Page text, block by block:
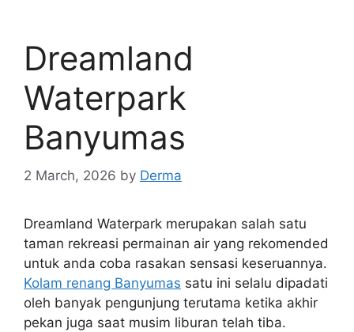
Dreamland
Waterpark
Banyumas
2 March, 2026 by Derma
Dreamland Waterpark merupakan salah satu
taman rekreasi permainan air yang rekomended
untuk anda coba rasakan sensasi keseruannya.
Kolam renang Banyumas satu ini selalu dipadati
oleh banyak pengunjung terutama ketika akhir
pekan juga saat musim liburan telah tiba.